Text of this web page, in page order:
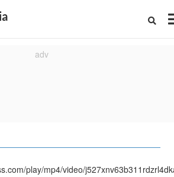
play/mp4/video/